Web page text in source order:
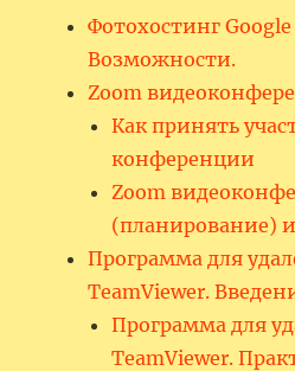
Фотохостинг
Возможности.
Zoom
Как принять
конференции
Zoom
(планирование)
Программа для
TeamViewer.
Программа для
TeamViewer.